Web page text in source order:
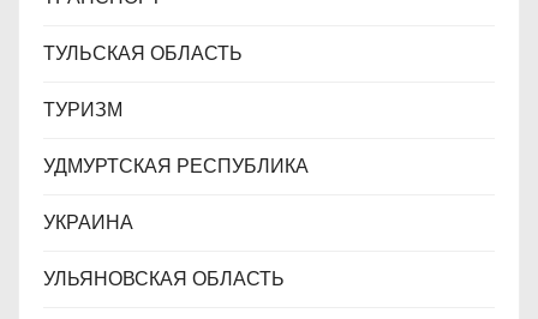
ТУЛЬСКАЯ ОБЛАСТЬ
ТУРИЗМ
УДМУРТСКАЯ РЕСПУБЛИКА
УКРАИНА
УЛЬЯНОВСКАЯ ОБЛАСТЬ